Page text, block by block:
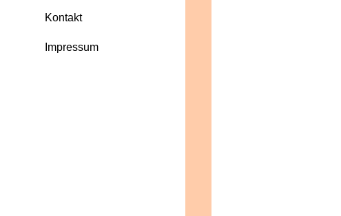
Kontakt
Impressum